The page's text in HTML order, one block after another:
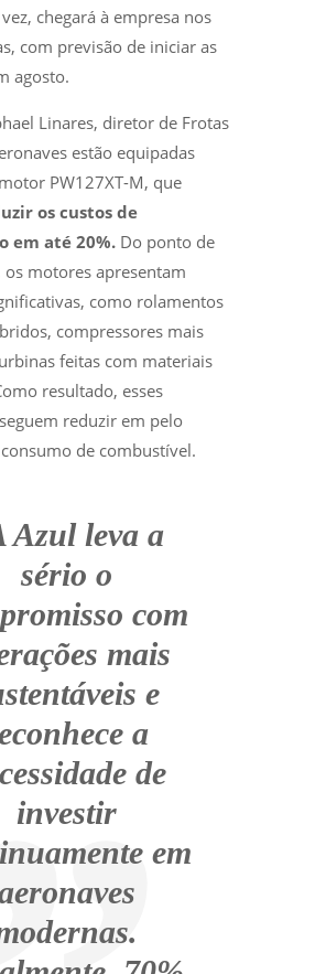
chegará à empresa nos
com previsão de iniciar as
agosto.
Linares, diretor de Frotas
estão equipadas
PW127XT-M, que
os custos de
em até 20%. Do ponto de
os motores apresentam
como rolamentos
compressores mais
feitas com materiais
resultado, esses
reduzir em pelo
de combustível.
Azul leva a
sério o
com
mais
e
a
de
investir
em